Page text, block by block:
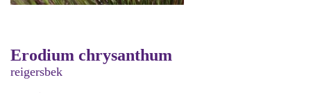
Erodium chrysanthum
reigersbek